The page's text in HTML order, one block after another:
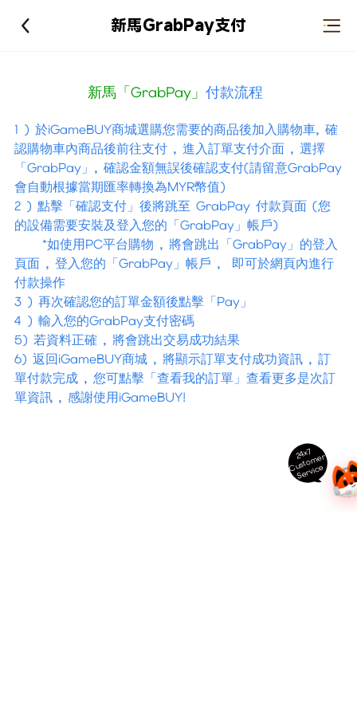
新馬GrabPay支付
新馬「GrabPay」 付款流程
1 ) 於iGameBUY商城選購您需要的商品後加入購物車, 確
認購物車內商品後前往支付 , 進入訂單支付介面 , 選擇
「GrabPay 」, 確認金額無誤後確認支付(請留意GrabPay
會自動根據當期匯率轉換為MYR幣值)
2 ) 點擊「確認支付」後將跳至GrabPay 付款頁面 (您
的設備需要安裝及登入您的「GrabPay 」帳戶)
*如使用PC平台購物 , 將會跳出「GrabPay 」的登入
頁面 , 登入您的「GrabPay 」帳戶 , 即可於網頁內進行
付款操作
3 ) 再次確認您的訂單金額後點擊 「Pay 」
4 ) 輸入您的GrabPay支付密碼
5) 若資料正確 , 將會跳出交易成功結果
6) 返回iGameBUY商城 , 將顯示訂單支付成功資訊 , 訂
單付款完成 , 您可點擊「查看我的訂單」查看更多是次訂
單資訊 , 感謝使用iGameBUY!
24x7
C
ust
o
m
er
S
ervi
c
e